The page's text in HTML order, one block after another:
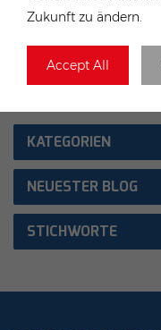
Zukunft zu ändern.
Accept All
STICHWORTE :
Montagesystemeufeff
KATEGORIEN
NEUESTER BLOG
STICHWORTE